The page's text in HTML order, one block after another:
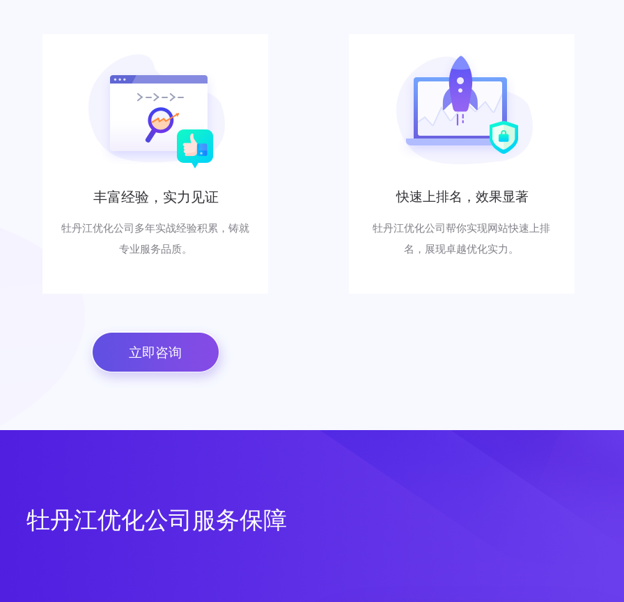
立即咨询
丰富经验，实力见证
牡丹江优化公司多年实战经验积累，铸就
专业服务品质。
快速上排名，效果显著
牡丹江优化公司帮你实现网站快速上排
名，展现卓越优化实力。
牡丹江优化公司服务保障